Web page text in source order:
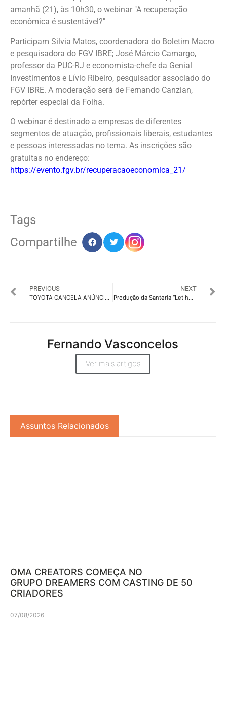
amanhã (21), às 10h30, o webinar "A recuperação
econômica é sustentável?"
Participam Silvia Matos, coordenadora do Boletim Macro
e pesquisadora do FGV IBRE; José Márcio Camargo,
professor da PUC-RJ e economista-chefe da Genial
Investimentos e Lívio Ribeiro, pesquisador associado do
FGV IBRE. A moderação será de Fernando Canzian,
repórter especial da Folha.
O webinar é destinado a empresas de diferentes
segmentos de atuação, profissionais liberais, estudantes
e pessoas interessadas no tema. As inscrições são
gratuitas no endereço:
https://evento.fgv.br/recuperacaoeconomica_21/
Tags
Compartilhe
PREVIOUS
TOYOTA CANCELA ANÚNCIOS SOBRE JOGOS OLIMPICOS DE TÓQUIO
NEXT
Produção da Santería “Let her run” fatura a primeira edição especial do prêmio “NYFA SeeHer Lens”
Fernando Vasconcelos
Ver mais artigos
Assuntos Relacionados
OMA CREATORS COMEÇA NO
GRUPO DREAMERS COM CASTING DE 50
CRIADORES
07/08/2026